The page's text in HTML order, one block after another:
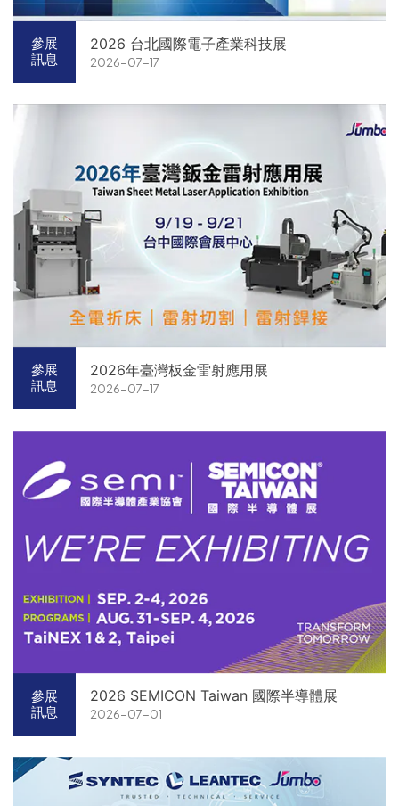
參展
訊息
2026 台北國際電子產業科技展
2026-07-17
參展
訊息
2026年臺灣板金雷射應用展
2026-07-17
參展
訊息
2026 SEMICON Taiwan 國際半導體展
2026-07-01